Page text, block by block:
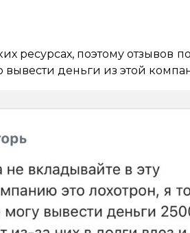
ресурсах, поэтому отзывов
вывести деньги из этой